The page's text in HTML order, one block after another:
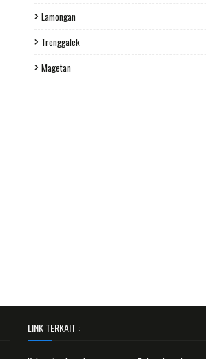
Lamongan
Trenggalek
Magetan
LINK TERKAIT :